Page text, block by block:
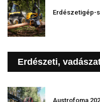
Erdészetigép-
Erdészeti,
Austrofoma